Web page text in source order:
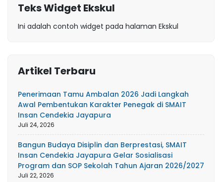
Teks Widget Ekskul
Ini adalah contoh widget pada halaman Ekskul
Artikel Terbaru
Penerimaan Tamu Ambalan 2026 Jadi Langkah
Awal Pembentukan Karakter Penegak di SMAIT
Insan Cendekia Jayapura
Juli 24, 2026
Bangun Budaya Disiplin dan Berprestasi, SMAIT
Insan Cendekia Jayapura Gelar Sosialisasi
Program dan SOP Sekolah Tahun Ajaran 2026/2027
Juli 22, 2026